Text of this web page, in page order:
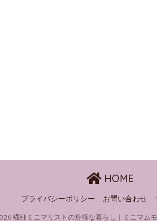
HOME
プライバシーポリシー お問い合わせ
繊細ミニマリストの身軽な暮らし｜ミニマム